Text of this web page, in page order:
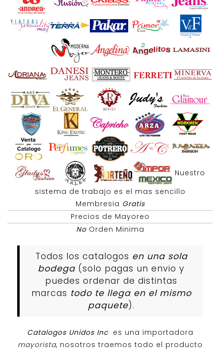
Nuestro
sistema de trabajo es el mas sencillo
Membresia Gratis
Precios de Mayoreo
NoOrden Minima
Todos los catalogos en una sola
bodega (solo pagas un envio y
puedes ordenar de distintas
marcas todo te llega en el mismo
paquete).
Catalogos Unidos Inc es una importadora
mayorista, nosotros traemos todo el producto